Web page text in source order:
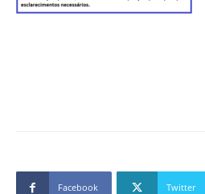
Facebook Twitter